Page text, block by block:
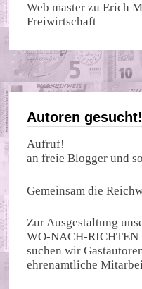
Web master zuErich
Freiwirtschaft
Autoren gesucht!
Aufruf!
an freie Blogger und
Gemeinsam die
Zur Ausgestaltung
WO-NACH-RICHTEN
suchen wir
ehrenamtliche